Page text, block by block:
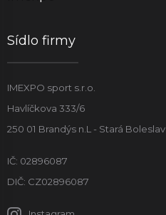
Sídlo firmy
IMEXPO sport s.r.o.
Havlíčkova 333/6
250 01 Brandýs n.L - Stará Boleslav
IČ: 02896087
DIČ: CZ02896087